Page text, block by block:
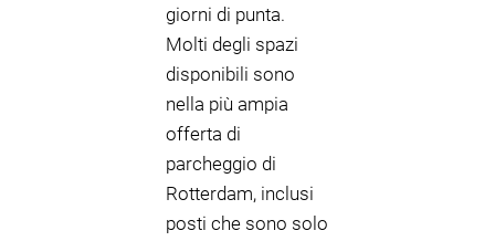
giorni di punta.
Molti degli spazi
disponibili sono
nella più ampia
offerta di
parcheggio di
Rotterdam, inclusi
posti che sono solo